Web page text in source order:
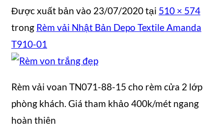
Được xuất bản vào 23/07/2020tại 510 × 574
trong Rèm vải Nhật Bản Depo Textile Amanda
T910-01
Rèm vải voan TN071-88-15 cho rèm cửa 2 lớp
phòng khách. Giá tham khảo 400k/mét ngang
hoàn thiên